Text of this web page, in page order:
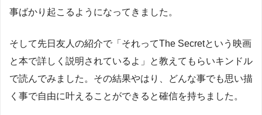
事ばかり起こるようになってきました。
そして先日友人の紹介で「それってThe Secretという映画
と本で詳しく説明されているよ」と教えてもらいキンドル
で読んでみました。その結果やはり、どんな事でも思い描
く事で自由に叶えることができると確信を持ちました。